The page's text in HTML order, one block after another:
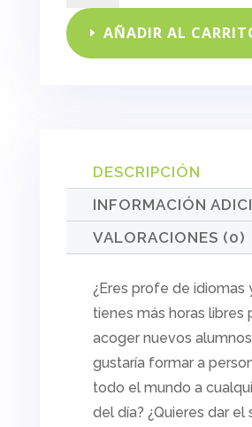
idiomas
cantidadAÑADIR AL
DESCRIPCIÓN
INFORMACIÓN
VALORACIONES (0)
¿Eres profe de idiomas
tienes más horas libres
acoger nuevos
gustaría formar a
todo el mundo a
del día? ¿Quieres dar el